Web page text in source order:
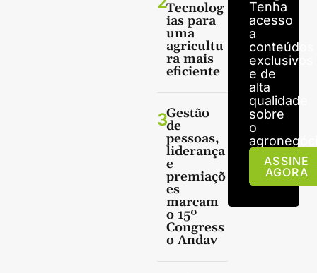
Tecnolog
ias para
uma
agricultu
ra mais
eficiente
3Gestão
de
pessoas,
liderança
e
premiaçõ
es
marcam
o 15º
Congress
o Andav
Tenha
acesso
a
conteúdos
exclusivos
e de
alta
qualidade
sobre
o
ASSINE
AGORA